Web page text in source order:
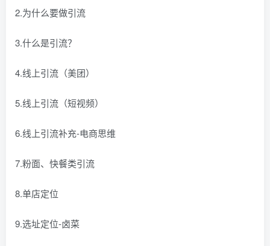
2.为什么要做引流
3.什么是引流？
4.线上引流（美团）
5.线上引流（短视频）
6.线上引流补充-电商思维
7.粉面、快餐类引流
8.单店定位
9.选址定位-卤菜